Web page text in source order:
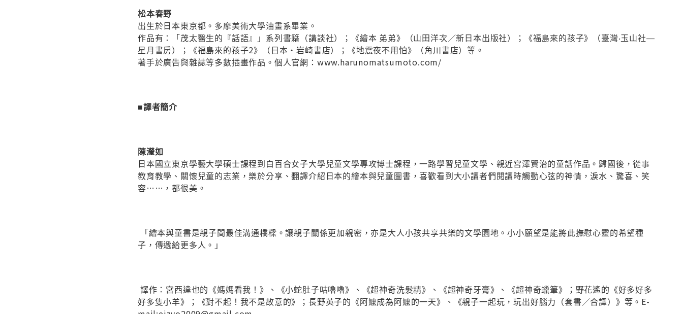
松本春野
出生於日本東京都。多摩美術大學油畫系畢業。
作品有：「茂太醫生的『話語』」系列書籍（講談社）；《繪本 弟弟》（山田洋次／新日本出版社）；《福島來的孩子》（臺灣‧玉山社―
星月書房）；《福島來的孩子2》（日本・岩崎書店）；《地震夜不用怕》（角川書店）等。
著手於廣告與雜誌等多數插畫作品。個人官網：www.harunomatsumoto.com/
■譯者簡介
陳瀅如
日本國立東京學藝大學碩士課程到白百合女子大學兒童文學專攻博士課程，一路學習兒童文學、親近宮澤賢治的童話作品。歸國後，從事
教育教學、關懷兒童的志業，樂於分享、翻譯介紹日本的繪本與兒童圖書，喜歡看到大小讀者們閱讀時觸動心弦的神情，淚水、驚喜、笑
容……，都很美。
「繪本與童書是親子間最佳溝通橋樑。讓親子關係更加親密，亦是大人小孩共享共樂的文學園地。小小願望是能將此撫慰心靈的希望種
子，傳遞給更多人。」
譯作：宮西達也的《媽媽看我！》、《小蛇肚子咕嚕嚕》、《超神奇洗髮精》、《超神奇牙膏》、《超神奇蠟筆》；野花遙的《好多好多
好多隻小羊》；《對不起！我不是故意的》；長野英子的《阿嬤成為阿嬤的一天》、《親子一起玩，玩出好腦力（套書／合譯）》等。E-